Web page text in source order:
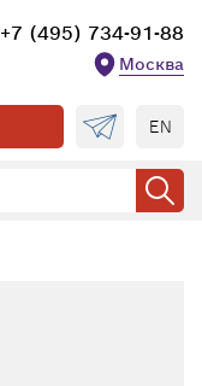
+7 (495) 734-91-88
Москва
EN